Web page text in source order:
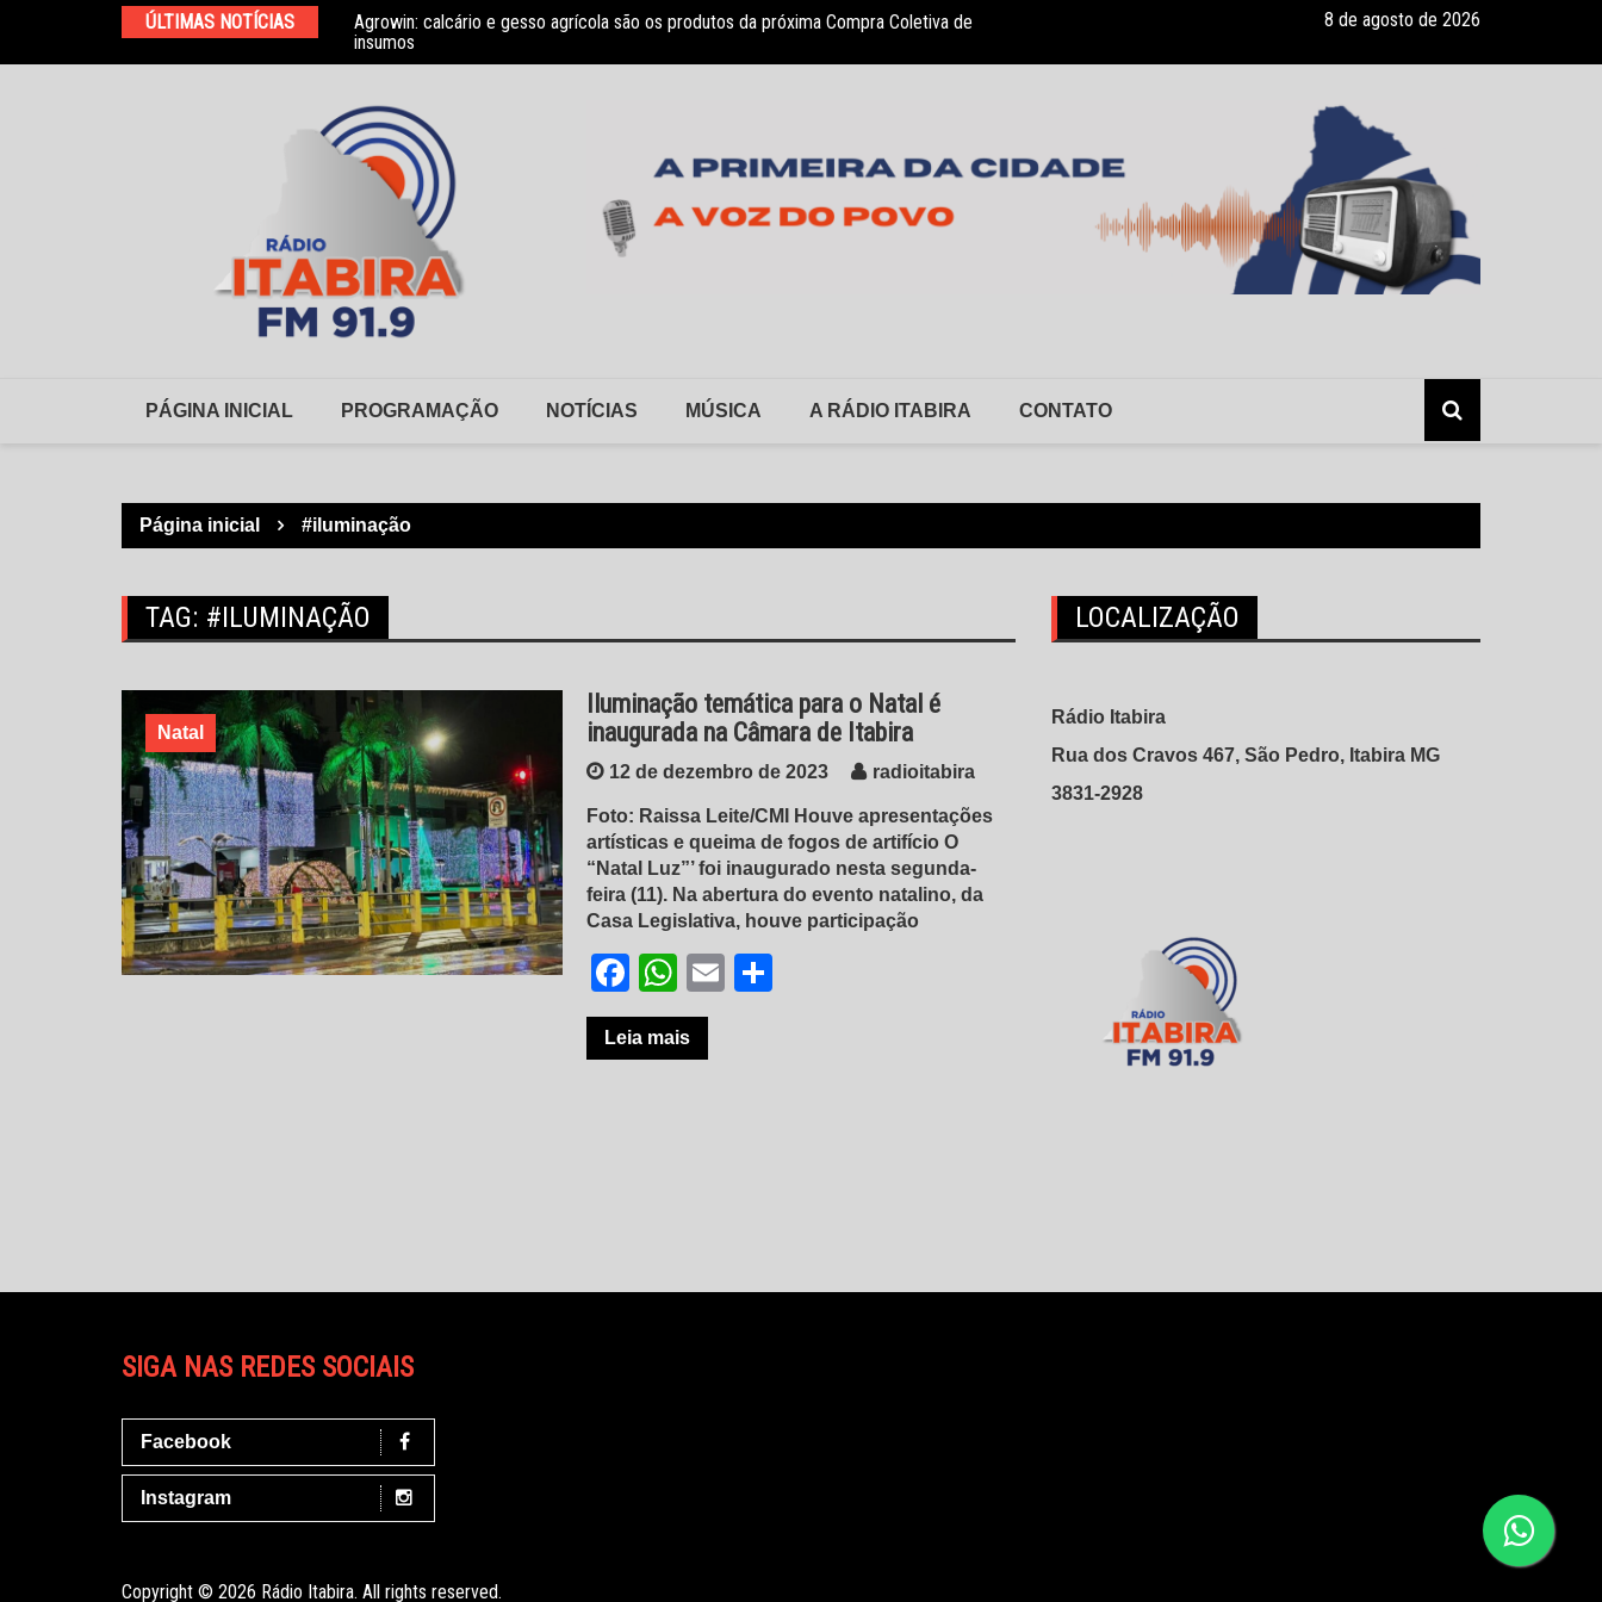
o
ÚLTIMAS NOTÍCIAS
Municipal de Habitação
Agrowin: calcário e gesso agrícola são os produtos da próxima Compra Coletiva de
insumos
Novo convênio com a Associação Nosso Lar garante atendimento a crianças
8 de agosto de 2026
PÁGINA INICIAL PROGRAMAÇÃO NOTÍCIAS MÚSICA A RÁDIO ITABIRA CONTATO
Página inicial #iluminação
TAG: #ILUMINAÇÃO
Natal
Iluminação temática para o Natal é
inaugurada na Câmara de Itabira
12 de dezembro de 2023 radioitabira
Foto: Raissa Leite/CMI Houve apresentações
artísticas e queima de fogos de artifício O
“Natal Luz”’ foi inaugurado nesta segunda-
feira (11). Na abertura do evento natalino, da
Casa Legislativa, houve participação
Facebook
WhatsApp
Email
Leia mais
LOCALIZAÇÃO
Rádio Itabira
Rua dos Cravos 467, São Pedro, Itabira MG
3831-2928
SIGA NAS REDES SOCIAIS
Facebook
Instagram
Copyright © 2026 Rádio Itabira. All rights reserved.